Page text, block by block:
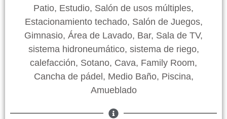
Patio, Estudio, Salón de usos múltiples,
Estacionamiento techado, Salón de Juegos,
Gimnasio, Área de Lavado, Bar, Sala de TV,
sistema hidroneumático, sistema de riego,
calefacción, Sotano, Cava, Family Room,
Cancha de pádel, Medio Baño, Piscina,
Amueblado